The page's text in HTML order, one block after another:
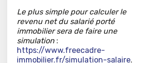
Le plus simple pour calculer le
revenu net du salarié porté
immobilier sera de faire une
simulation :
https://www.freecadre-
immobilier.fr/simulation-salaire.